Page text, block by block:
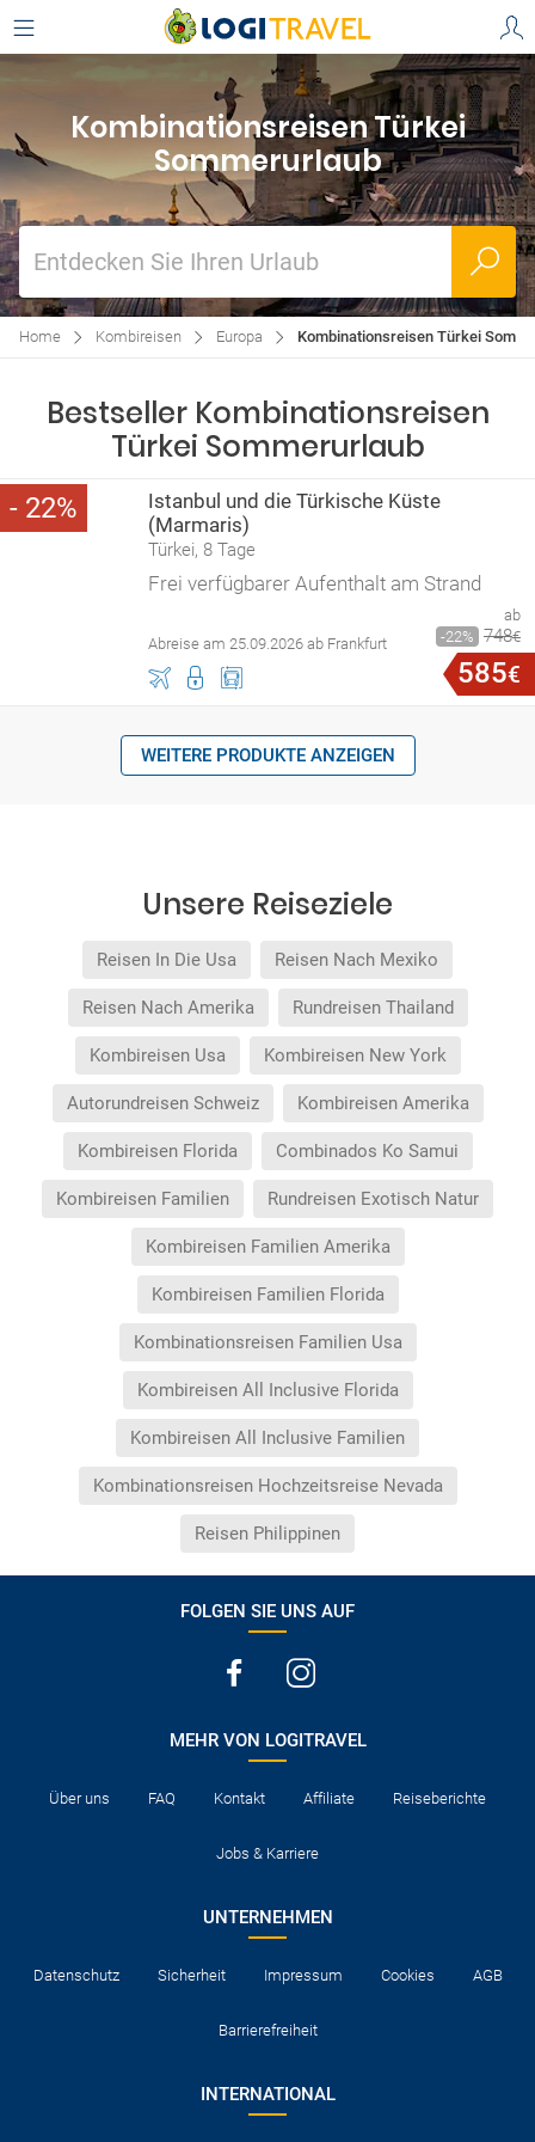
Kombinationsreisen Türkei
Sommerurlaub
Entdecken Sie Ihren Urlaub
Home Kombireisen Europa Kombinationsreisen Türkei
Bestseller Kombinationsreisen
Türkei Sommerurlaub
22
Istanbul und die Türkische Küste
(Marmaris)
Türkei, 8 Tage
Frei verfügbarer Aufenthalt am Strand
Abreise am 25.09.2026 ab Frankfurt
ab
22
748€
585€
WEITERE PRODUKTE ANZEIGEN
Unsere Reiseziele
Reisen In Die Usa Reisen Nach Mexiko
Reisen Nach Amerika Rundreisen Thailand
Kombireisen Usa Kombireisen New York
Autorundreisen Schweiz Kombireisen Amerika
Kombireisen Florida Combinados Ko Samui
Kombireisen Familien Rundreisen Exotisch Natur
Kombireisen Familien Amerika
Kombireisen Familien Florida
Kombinationsreisen Familien Usa
Kombireisen All Inclusive Florida
Kombireisen All Inclusive Familien
Kombinationsreisen Hochzeitsreise Nevada
Reisen Philippinen
FOLGEN SIE UNS AUF
MEHR VON LOGITRAVEL
Über uns FAQ Kontakt Affiliate Reiseberichte
Jobs & Karriere
UNTERNEHMEN
Datenschutz Sicherheit Impressum Cookies AGB
Barrierefreiheit
INTERNATIONAL